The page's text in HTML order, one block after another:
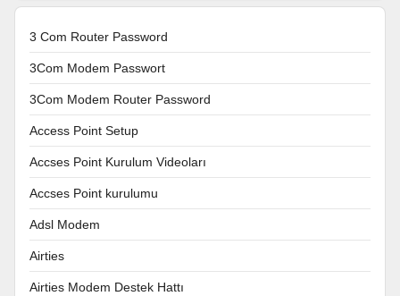
3 Com Router Password
3Com Modem Passwort
3Com Modem Router Password
Access Point Setup
Accses Point Kurulum Videoları
Accses Point kurulumu
Adsl Modem
Airties
Airties Modem Destek Hattı